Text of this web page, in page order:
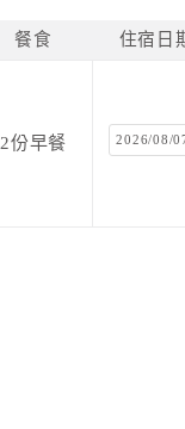
餐食 住宿日
2份早餐 2026/08/